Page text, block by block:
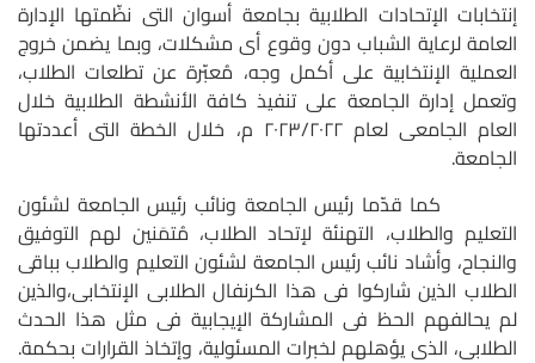
إنتخابات الإتحادات الطلابية بجامعة أسوان التى نظّمتها الإدارة
العامة لرعاية الشباب دون وقوع أى مشكلات، وبما يضمن خروج
العملية الإنتخابية على أكمل وجه، مُعبّرة عن تطلعات الطلاب،
وتعمل إدارة الجامعة على تنفيذ كافة الأنشطة الطلابية خلال
العام الجامعى لعام ٢٠٢٣/٢٠٢٢ م، خلال الخطة التى أعددتها
الجامعة.
كما قدّما رئيس الجامعة ونائب رئيس الجامعة لشئون
التعليم والطلاب، التهنئة لإتحاد الطلاب، مُتمَنين لهم التوفيق
والنجاح، وأشاد نائب رئيس الجامعة لشئون التعليم والطلاب بباقى
الطلاب الذين شاركوا فى هذا الكرنفال الطلابى الإنتخابى،والذين
لم يحالفهم الحظ فى المشاركة الإيجابية فى مثل هذا الحدث
الطلابى، الذى يؤهلهم لخبرات المسئولية، وإتخاذ القرارات بحكمة.